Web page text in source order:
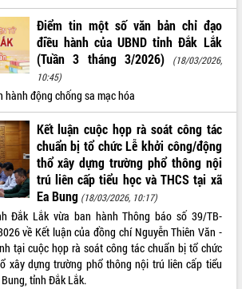
Điểm tin một số văn bản chỉ đạo
điều hành của UBND tỉnh Đắk Lắk
(Tuần 3 tháng 3/2026)
(18/03/2026,
10:45)
hành động chống sa mạc hóa
Kết luận cuộc họp rà soát công tác
chuẩn bị tổ chức Lễ khởi công/động
thổ xây dựng trường phổ thông nội
trú liên cấp tiểu học và THCS tại xã
Ea Bung (18/03/2026, 10:17)
Đắk Lắk vừa ban hành Thông báo số 39/TB-
về Kết luận của đồng chí Nguyễn Thiên Văn -
tại cuộc họp rà soát công tác chuẩn bị tổ chức
xây dựng trường phổ thông nội trú liên cấp tiểu
tỉnh Đắk Lắk.